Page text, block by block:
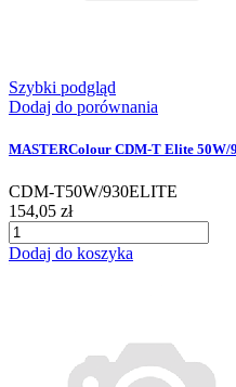
Szybki podgląd
Dodaj do porównania
MASTERColour CDM-T Elite 50W/
CDM-T50W/930ELITE
154,05 zł
Dodaj do koszyka